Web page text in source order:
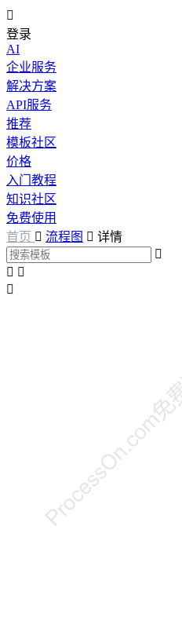

登录
AI
企业服务
解决方案
API服务
推荐
模板社区
价格
入门教程
知识社区
免费使用
首页  流程图  详情

 
